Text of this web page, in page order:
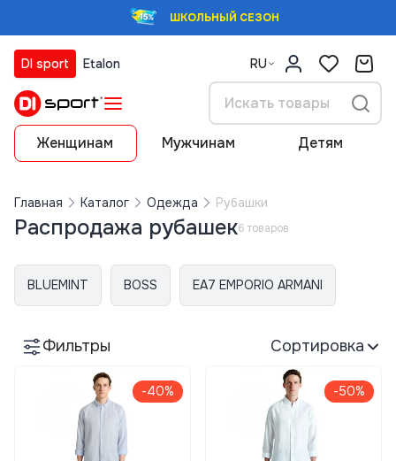
ШКОЛЬНЫЙ СЕЗОН
DI sport Etalon RU
Женщинам Мужчинам Детям
Главная Каталог Одежда Рубашки
Распродажа рубашек6 товаров
BLUEMINT BOSS EA7 EMPORIO ARMANI
Фильтры Сортировка
-40% -50%